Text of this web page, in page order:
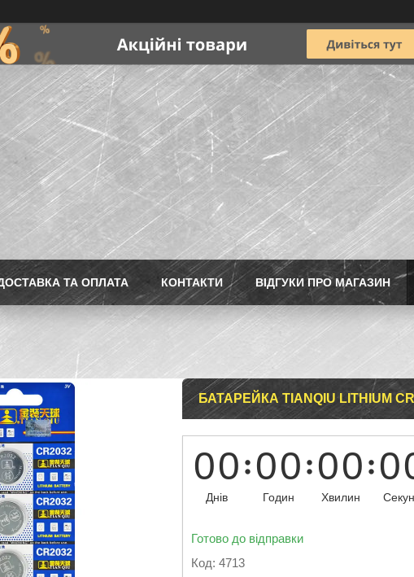
ТА ОПЛАТА КОНТАКТИ ВІДГУКИ ПРО МАГАЗИН
БАТАРЕЙКА TIANQIU LITHIUM
00
Днів
00
Годин
00
Хвилин
0
Готово до відправки
Код: 4713